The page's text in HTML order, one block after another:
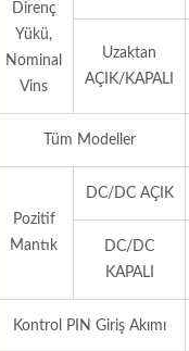
Direnç
Yükü,
Nominal
Vins
Uzaktan
AÇIK/KAPALI
Tüm Modeller
Pozitif
Mantık
DC/DC AÇIK
DC/DC
KAPALI
Kontrol PIN Giriş Akımı